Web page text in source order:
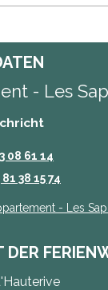
- Les
08 61 14
81 38 15 74
- Les
DER